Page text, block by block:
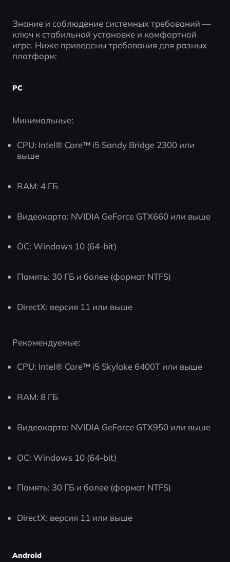
Знание и соблюдение системных требований —
ключ к стабильной установке и комфортной
игре. Ниже приведены требования для разных
платформ:
PC
Минимальные:
CPU: Intel® Core™ i5 Sandy Bridge 2300 или
выше
RAM: 4 ГБ
Видеокарта: NVIDIA GeForce GTX660 или выше
ОС: Windows 10 (64-bit)
Память: 30 ГБ и более (формат NTFS)
DirectX: версия 11 или выше
Рекомендуемые:
CPU: Intel® Core™ i5 Skylake 6400T или выше
RAM: 8 ГБ
Видеокарта: NVIDIA GeForce GTX950 или выше
ОС: Windows 10 (64-bit)
Память: 30 ГБ и более (формат NTFS)
DirectX: версия 11 или выше
Android